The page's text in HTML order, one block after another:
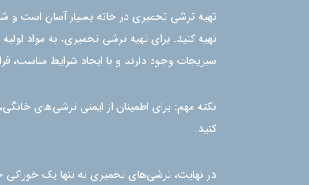
تهیه ترشی تخمیری در خانه بسیار آسان است و
تهیه کنید. برای تهیه ترشی تخمیری، به مواد
سبزیجات وجود دارند و با ایجاد شرایط مناسب،
نکته مهم: برای اطمینان از ایمنی ترشی‌های
کنید.
در نهایت، ترشی‌های تخمیری نه تنها یک